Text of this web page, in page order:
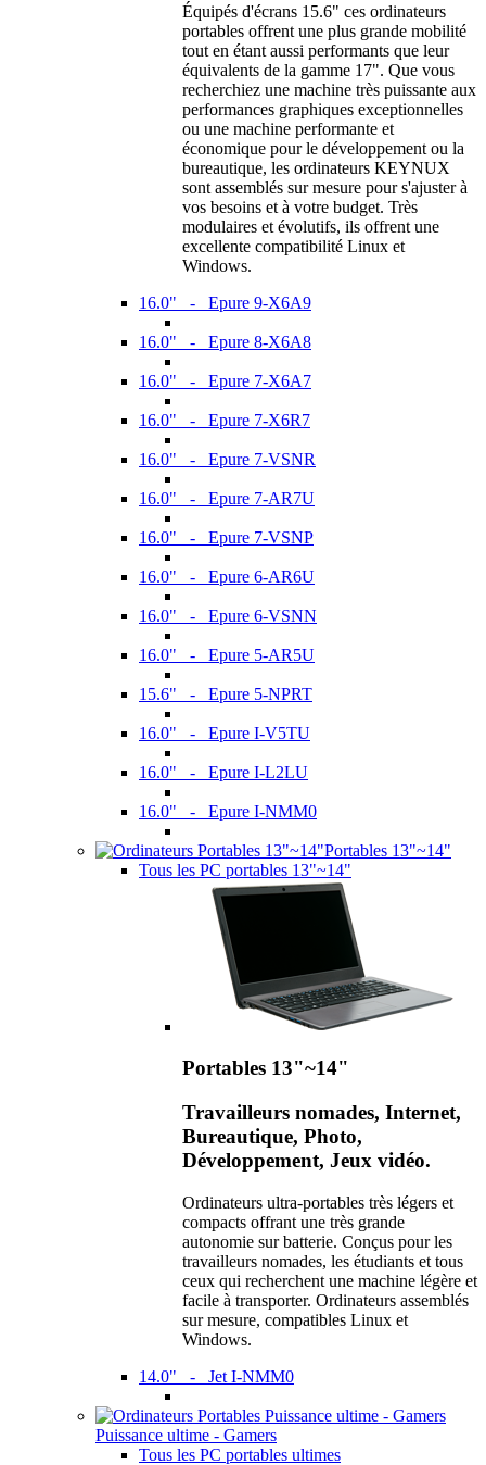
Équipés d'écrans 15.6" ces ordinateurs
portables offrent une plus grande mobilité
tout en étant aussi performants que leur
équivalents de la gamme 17". Que vous
recherchiez une machine très puissante aux
performances graphiques exceptionnelles
ou une machine performante et
économique pour le développement ou la
bureautique, les ordinateurs KEYNUX
sont assemblés sur mesure pour s'ajuster à
vos besoins et à votre budget. Très
modulaires et évolutifs, ils offrent une
excellente compatibilité Linux et
Windows.
16.0" - Epure 9-X6A9
16.0" - Epure 8-X6A8
16.0" - Epure 7-X6A7
16.0" - Epure 7-X6R7
16.0" - Epure 7-VSNR
16.0" - Epure 7-AR7U
16.0" - Epure 7-VSNP
16.0" - Epure 6-AR6U
16.0" - Epure 6-VSNN
16.0" - Epure 5-AR5U
15.6" - Epure 5-NPRT
16.0" - Epure I-V5TU
16.0" - Epure I-L2LU
16.0" - Epure I-NMM0
Portables 13"~14"
Tous les PC portables 13"~14"
Portables 13"~14"
Travailleurs nomades, Internet,
Bureautique, Photo,
Développement, Jeux vidéo.
Ordinateurs ultra-portables très légers et
compacts offrant une très grande
autonomie sur batterie. Conçus pour les
travailleurs nomades, les étudiants et tous
ceux qui recherchent une machine légère et
facile à transporter. Ordinateurs assemblés
sur mesure, compatibles Linux et
Windows.
14.0" - Jet I-NMM0
Puissance ultime - Gamers
Tous les PC portables ultimes